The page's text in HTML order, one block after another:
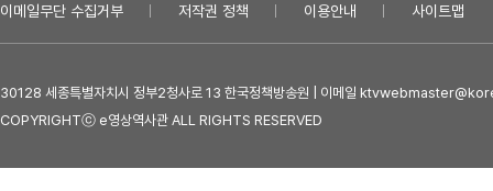
이메일무단 수집거부 저작권 정책 이용안내 사이트맵
30128 세종특별자치시 정부2청사로 13 한국정책방송원 | 이메일
COPYRIGHTⓒ e영상역사관 ALL RIGHTS RESERVED